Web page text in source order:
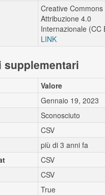
Creative Commons
Attribuzione 4.0
Internazionale (CC
LINK
supplementari
Valore
Gennaio 19, 2023
Sconosciuto
CSV
più di 3 anni fa
CSV
CSV
True